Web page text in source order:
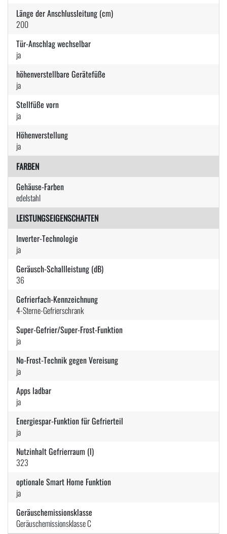
Länge der Anschlussleitung (cm)
200
Tür-Anschlag wechselbar
ja
höhenverstellbare Gerätefüße
ja
Stellfüße vorn
ja
Höhenverstellung
ja
FARBEN
Gehäuse-Farben
edelstahl
LEISTUNGSEIGENSCHAFTEN
Inverter-Technologie
ja
Geräusch-Schallleistung (dB)
36
Gefrierfach-Kennzeichnung
4-Sterne-Gefrierschrank
Super-Gefrier/Super-Frost-Funktion
ja
No-Frost-Technik gegen Vereisung
ja
Apps ladbar
ja
Energiespar-Funktion für Gefrierteil
ja
Nutzinhalt Gefrierraum (l)
323
optionale Smart Home Funktion
ja
Geräuschemissionsklasse
Geräuschemissionsklasse C